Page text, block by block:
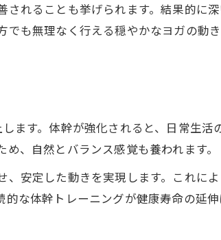
れることも挙げられます。結果的に
も無理なく行える穏やかなヨガの動
ます。体幹が強化されると、日常生活
、自然とバランス感覚も養われます。
安定した動きを実現します。これに
な体幹トレーニングが健康寿命の延